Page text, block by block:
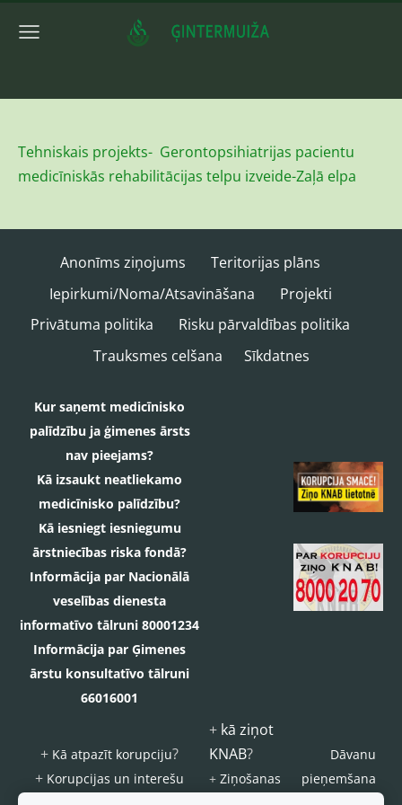
Tehniskais projekts- Gerontopsihiatrijas pacientu
medicīniskās rehabilitācijas telpu izveide-Zaļā elpa
Anonīms ziņojums
Teritorijas plāns
Iepirkumi/Noma/Atsavināšana
Projekti
Privātuma politika
Risku pārvaldības politika
Trauksmes celšana
Sīkdatnes
Kur saņemt medicīnisko
palīdzību ja ģimenes ārsts
nav pieejams?
Kā izsaukt neatliekamo
medicīnisko palīdzību?
Kā iesniegt iesniegumu
ārstniecības riska fondā?
Informācija par Nacionālā
veselības dienesta
informatīvo tālruni 80001234
Informācija par Ģimenes
ārstu konsultatīvo tālruni
66016001
+ Kā atpazīt korupciju?
+ Korupcijas un interešu
+ kā ziņot
KNAB?
+ Ziņošanas
Dāvanu
pieņemšana